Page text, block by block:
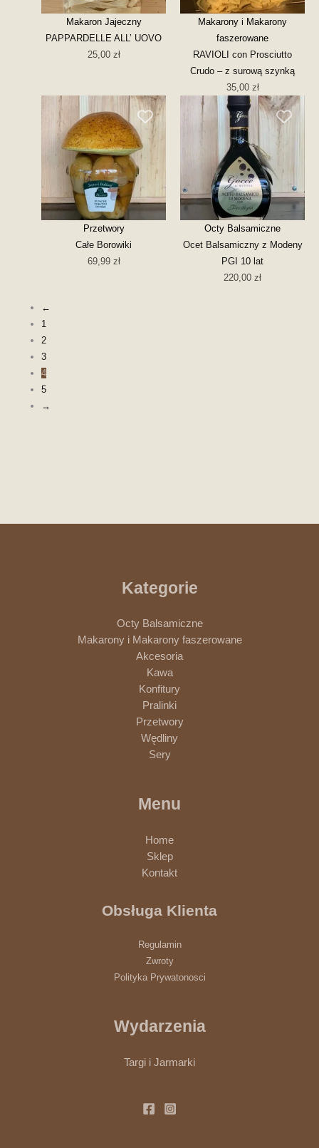
Makaron Jajeczny
PAPPARDELLE ALL’ UOVO
25,00 zł
Makarony i Makarony
faszerowane
RAVIOLI con Prosciutto
Crudo – z surową szynką
35,00 zł
Przetwory
Całe Borowiki
69,99 zł
Octy Balsamiczne
Ocet Balsamiczny z Modeny
PGI 10 lat
220,00zł
←
1
2
3
4
5
→
Kategorie
Octy Balsamiczne
Makarony i Makarony faszerowane
Akcesoria
Kawa
Konfitury
Pralinki
Przetwory
Wędliny
Sery
Menu
Home
Sklep
Kontakt
Obsługa Klienta
Regulamin
Zwroty
Polityka Prywatonosci
Wydarzenia
Targi i Jarmarki